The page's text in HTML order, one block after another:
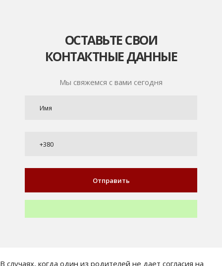
ОСТАВЬТЕ СВОИ
КОНТАКТНЫЕ ДАННЫЕ
Мы свяжемся с вами сегодня
В случаях, когда один из родителей не дает согласия на